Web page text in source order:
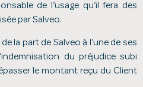
de l’usage qu’il fera des
par Salveo.
la part de Salveo à l’une de ses
du préjudice subi
le montant reçu du Client